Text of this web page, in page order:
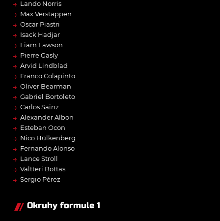
→ Lando Norris
→ Max Verstappen
→ Oscar Piastri
→ Isack Hadjar
→ Liam Lawson
→ Pierre Gasly
→ Arvid Lindblad
→ Franco Colapinto
→ Oliver Bearman
→ Gabriel Bortoleto
→ Carlos Sainz
→ Alexander Albon
→ Esteban Ocon
→ Nico Hülkenberg
→ Fernando Alonso
→ Lance Stroll
→ Valtteri Bottas
→ Sergio Pérez
Okruhy formule 1